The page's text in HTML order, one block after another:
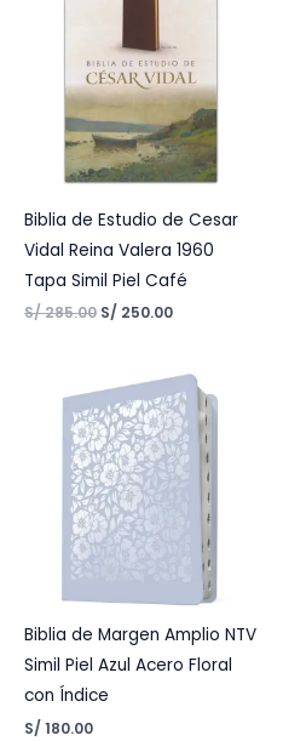
Biblia de Estudio de Cesar
Vidal Reina Valera 1960
Tapa Simil Piel Café
S/285.00 S/ 250.00
Biblia de Margen Amplio NTV
Simil Piel Azul Acero Floral
con Índice
S/ 180.00